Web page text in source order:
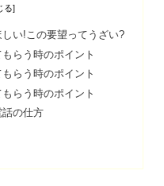
い!この要望ってうざい?
らう時のポイント
らう時のポイント
らう時のポイント
の仕方